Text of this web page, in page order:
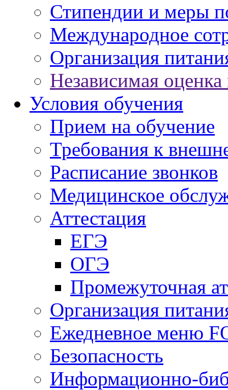
Стипендии и меры
Международное
Организация
Независимая оценка
Условия обучения
Прием на обучение
Требования к
Расписание звонков
Медицинское
Аттестация
ЕГЭ
ОГЭ
Промежуточная
Организация
Ежедневное меню
Безопасность
Информационно-